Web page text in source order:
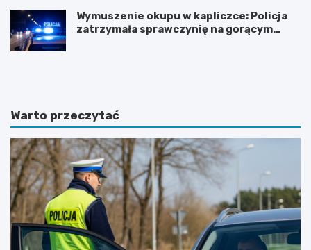
Wymuszenie okupu w kapliczce: Policja
zatrzymała sprawczynię na gorącym
Z
n
y
w
z
r
o
s
t
o
d
Z
s
k
o
t
u
r
y
s
t
y
Warto przeczytać